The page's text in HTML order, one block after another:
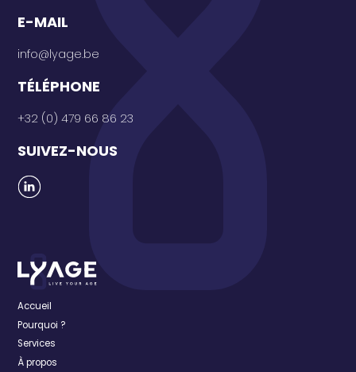
E-MAIL
info@lyage.be
TÉLÉPHONE
+32 (0) 479 66 86 23
SUIVEZ-NOUS
Accueil
Pourquoi ?
Services
À propos